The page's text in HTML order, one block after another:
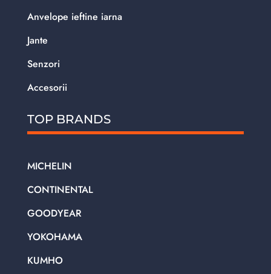
Anvelope ieftine iarna
Jante
Senzori
Accesorii
TOP BRANDS
MICHELIN
CONTINENTAL
GOODYEAR
YOKOHAMA
KUMHO